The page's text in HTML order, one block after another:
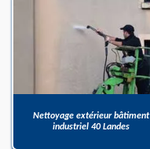
Nettoyage extérieur bâtiment
industriel 40 Landes